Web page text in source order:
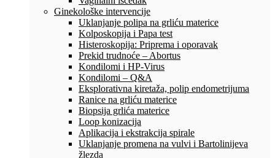
Ginekološke intervencije
Uklanjanje polipa na grliću materice
Kolposkopija i Papa test
Histeroskopija: Priprema i oporavak
Prekid trudnoće – Abortus
Kondilomi i HP-Virus
Kondilomi – Q&A
Eksplorativna kiretaža, polip endometrijuma
Ranice na grliću materice
Biopsija grlića materice
Loop konizacija
Aplikacija i ekstrakcija spirale
Uklanjanje promena na vulvi i Bartolinijeva
žlezda